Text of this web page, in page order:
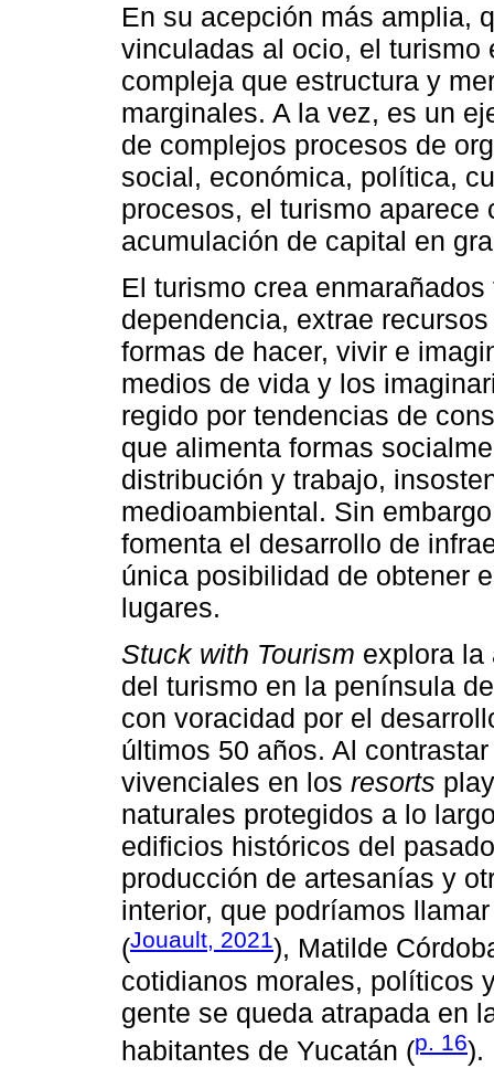
En su acepción más amplia,
vinculadas al ocio, el
compleja que estructura y
marginales. A la vez, es un
de complejos procesos de
social, económica, política,
procesos, el turismo aparece
acumulación de capital en
El turismo crea
dependencia, extrae
formas de hacer, vivir e
medios de vida y los
regido por tendencias de
que alimenta formas
distribución y trabajo,
medioambiental. Sin
fomenta el desarrollo de
única posibilidad de obtener
lugares.
Stuck with Tourism explora la
del turismo en la península
con voracidad por el
últimos 50 años. Al
vivenciales en los resorts
naturales protegidos a lo
edificios históricos del
producción de artesanías y
interior, que podríamos
(Jouault, 2021), Matilde
cotidianos morales, políticos
gente se queda atrapada en
habitantes de Yucatán (p. 16).